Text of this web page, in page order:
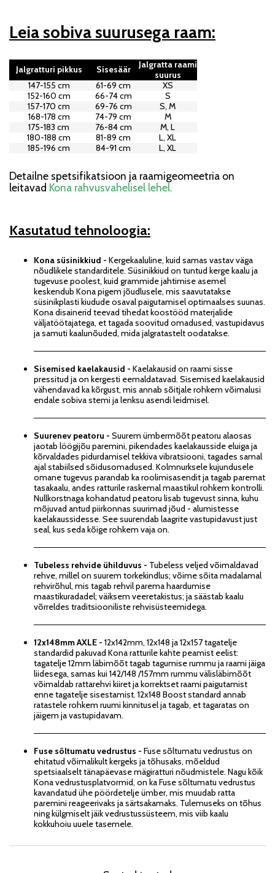
Leia sobiva suurusega raam:
Jalgratturi pikkus Sisesäär
Jalgratta raami
suurus
147-155 cm
61-69 cm
XS
152-160 cm
66-74 cm
S
157-170 cm
69-76 cm
S, M
168-178 cm
74-79 cm
M
175-183 cm
76-84 cm
M, L
180-188 cm
81-89 cm
L, XL
185-196 cm
84-91 cm
L, XL
Detailne spetsifikatsioon ja raamigeomeetria on
leitavad Kona rahvusvahelisel lehel.
Kasutatud tehnoloogia:
Kona süsinikkiud - Kergekaaluline, kuid samas vastav väga
nõudlikele standarditele. Süsinikkiud on tuntud kerge kaalu ja
tugevuse poolest, kuid grammide jahtimise asemel
keskendub Kona pigem jõudlusele, mis saavutatakse
süsinikplasti kiudude osaval paigutamisel optimaalses suunas.
Kona disainerid teevad tihedat koostööd materjalide
väljatöötajatega, et tagada soovitud omadused, vastupidavus
ja samuti kaalunõuded, mida jalgratastelt oodatakse.
Sisemised kaelakausid - Kaelakausid on raami sisse
pressitud ja on kergesti eemaldatavad. Sisemised kaelakausid
vähendavad ka kõrgust, mis annab sõitjale rohkem võimalusi
endale sobiva stemi ja lenksu asendi leidmisel.
Suurenev peatoru - Suurem ümbermõõt peatoru alaosas
jaotab löögijõu paremini, pikendades kaelakausside eluiga ja
kõrvaldades pidurdamisel tekkiva vibratsiooni, tagades samal
ajal stabiilsed sõidusomadused. Kolmnurksele kujundusele
omane tugevus parandab ka roolimisasendit ja tagab paremat
tasakaalu, andes ratturile raskemal maastikul rohkem kontrolli.
Nullkorstnaga kohandatud peatoru lisab tugevust sinna, kuhu
mõjuvad antud piirkonnas suurimad jõud - alumistesse
kaelakaussidesse. See suurendab laagrite vastupidavust just
seal, kus seda kõige rohkem vaja on.
Tubeless rehvide ühilduvus - Tubeless veljed võimaldavad
rehve, millel on suurem torkekindlus; võime sõita madalamal
rehvirõhul, mis tagab rehvil parema haardumise
maastikuradadel; väiksem veeretakistus; ja säästab kaalu
võrreldes traditsiooniliste rehvisüsteemidega.
12x148mm AXLE - 12x142mm, 12x148 ja 12x157 tagatelje
standardid pakuvad Kona ratturile kahte peamist eelist:
tagatelje 12mm läbimõõt tagab tagumise rummu ja raami jäiga
liidesega, samas kui 142/148 /157mm rummu välisläbimõõt
võimaldab rattarehvi kiiret ja korrektset raami paigutamist
enne tagatelje sisestamist. 12x148 Boost standard annab
ratastele rohkem ruumi kinnitusel ja tagab, et tagaratas on
jäigem ja vastupidavam.
Fuse sõltumatu vedrustus - Fuse sõltumatu vedrustus on
ehitatud võimalikult kergeks ja tõhusaks, mõeldud
spetsiaalselt tänapäevase mägiratturi nõudmistele. Nagu kõik
Kona vedrustusplatvormid, on ka Fuse sõltumatu vedrustus
kavandatud ühe pöördetelje ümber, mis muudab ratta
paremini reageerivaks ja särtsakamaks. Tulemuseks on tõhus
ning külgmiselt jäik vedrustussüsteem, mis viib kaalu
kokkuhoiu uuele tasemele.